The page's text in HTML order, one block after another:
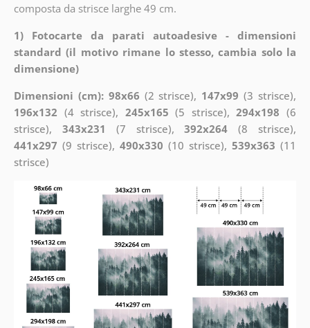
composta da strisce larghe 49 cm.
1) Fotocarte da parati autoadesive - dimensioni
standard (il motivo rimane lo stesso, cambia solo la
dimensione)
Dimensioni (cm): 98x66 (2 strisce), 147x99 (3 strisce),
196x132 (4 strisce), 245x165 (5 strisce),294x198 (6
strisce), 343x231 (7 strisce),392x264 (8 strisce),
441x297 (9 strisce), 490x330 (10 strisce),539x363 (11
strisce)